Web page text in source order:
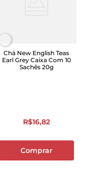
Chá New English Teas
Earl Grey Caixa Com 10
Sachês 20g
R$16,82
Comprar